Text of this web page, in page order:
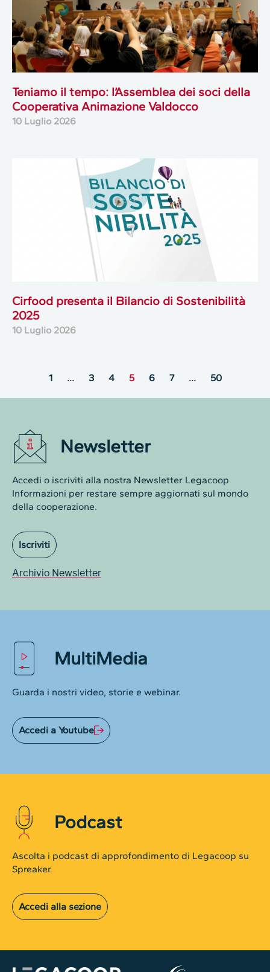
Teniamo il tempo: l’Assemblea dei soci della
Cooperativa Animazione Valdocco
10 Luglio 2026
Cirfood presenta il Bilancio di Sostenibilità
2025
10 Luglio 2026
1 … 3 4 5 6 7 … 50
Newsletter
Accedi o iscriviti alla nostra Newsletter Legacoop
Informazioni per restare sempre aggiornati sul mondo
della cooperazione.
Iscriviti
Archivio Newsletter
MultiMedia
Guarda i nostri video, storie e webinar.
Accedi a Youtube
Podcast
Ascolta i podcast di approfondimento di Legacoop su
Spreaker.
Accedi alla sezione